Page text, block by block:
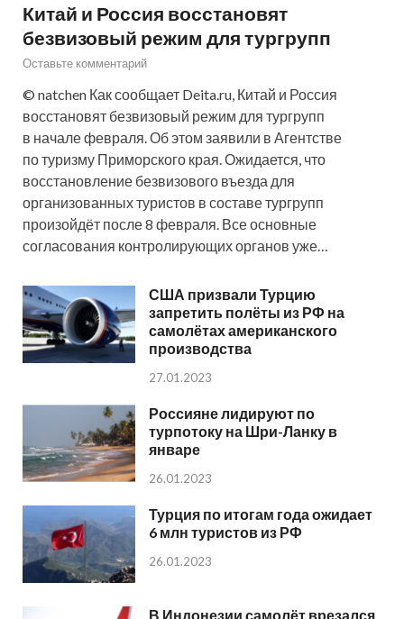
Китай и Россия восстановят
безвизовый режим для тургрупп
Оставьте комментарий
© natchen Как сообщает Deita.ru, Китай и Россия
восстановят безвизовый режим для тургрупп
в начале февраля. Об этом заявили в Агентстве
по туризму Приморского края. Ожидается, что
восстановление безвизового въезда для
организованных туристов в составе тургрупп
произойдёт после 8 февраля. Все основные
согласования контролирующих органов уже…
США призвали Турцию
запретить полёты из РФ на
самолётах американского
производства
27.01.2023
Россияне лидируют по
турпотоку на Шри-Ланку в
январе
26.01.2023
Турция по итогам года ожидает
6 млн туристов из РФ
26.01.2023
В Индонезии самолёт врезался